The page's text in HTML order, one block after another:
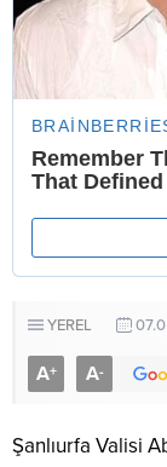
YEREL
A+ A-
Şanlıurfa Valisi